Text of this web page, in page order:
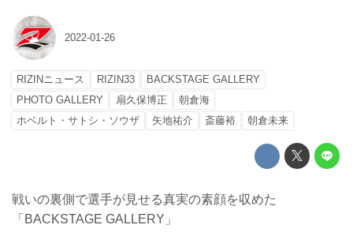
2022-01-26
RIZINニュース RIZIN33
BACKSTAGE GALLERY
PHOTO GALLERY
扇久保博正
朝倉海
ホベルト・サトシ・ソウザ
矢地祐介 斎藤裕 朝倉未来
戦いの裏側で選手が見せる真実の素顔を収めた
「BACKSTAGE GALLERY」